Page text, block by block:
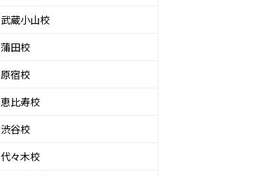
武蔵小山校
蒲田校
原宿校
恵比寿校
渋谷校
代々木校